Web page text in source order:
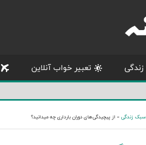
تعبیر خواب آنلاین
سبک زندگی » از پیچیدگی‌های دوران بارداری چه میدانید؟